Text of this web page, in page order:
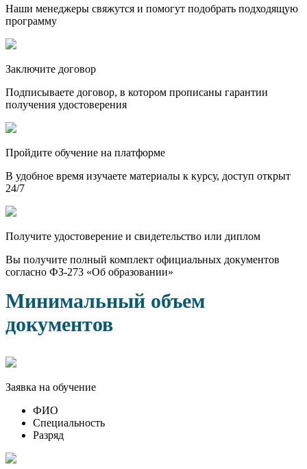
Наши менеджеры свяжутся и помогут подобрать подходящую
программу
Заключите договор
Подписываете договор, в котором прописаны гарантии
получения удостоверения
Пройдите обучение на платформе
В удобное время изучаете материалы к курсу, доступ открыт
24/7
Получите удостоверение и свидетельство или диплом
Вы получите полный комплект официальных документов
согласно ФЗ-273 «Об образовании»
Минимальный объем
документов
Заявка на обучение
ФИО
Специальность
Разряд